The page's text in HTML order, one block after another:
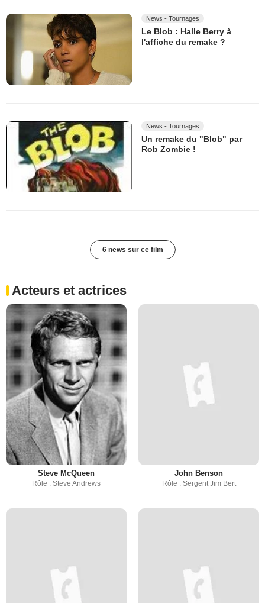
News - Tournages
Le Blob : Halle Berry à
l'affiche du remake ?
News - Tournages
Un remake du "Blob" par
Rob Zombie !
6 news sur ce film
Acteurs et actrices
Steve McQueen
Rôle : Steve Andrews
John Benson
Rôle : Sergent Jim Bert